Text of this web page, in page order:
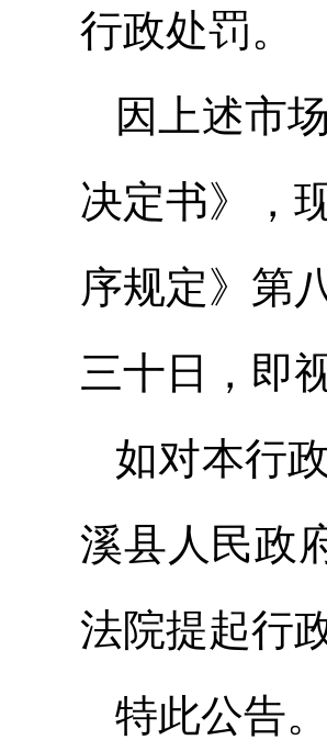
行政处罚。
因上述市
决定书》，
序规定》第
三十日，即
如对本行
溪县人民政
法院提起行
特此公告。